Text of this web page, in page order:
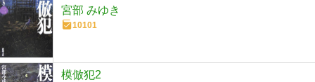
宮部 みゆき
10101
模倣犯2